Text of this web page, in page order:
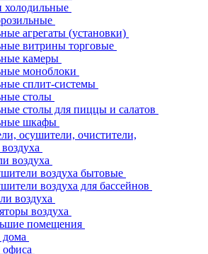
холодильные
агрегаты (установки)
витрины торговые
камеры
моноблоки
сплит-системы
столы
столы для пиццы и салатов
шкафы
осушители, очистители,
воздуха
воздуха бытовые
воздуха для бассейнов
воздуха
воздуха
помещения
дома
офиса